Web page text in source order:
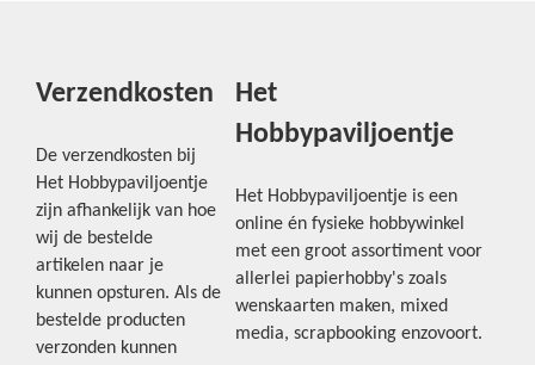
Verzendkosten
De verzendkosten bij
Het Hobbypaviljoentje
zijn afhankelijk van hoe
wij de bestelde
artikelen naar je
kunnen opsturen. Als de
bestelde producten
verzonden kunnen
Het
Hobbypaviljoentje
Het Hobbypaviljoentje is een
online én fysieke hobbywinkel
met een groot assortiment voor
allerlei papierhobby's zoals
wenskaarten maken, mixed
media, scrapbooking enzovoort.